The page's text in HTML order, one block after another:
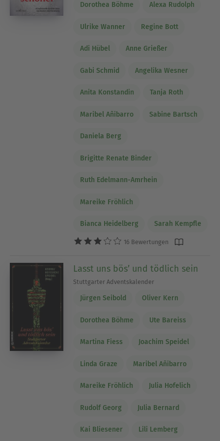
Dorothea Böhme Alexa Rudolph
Ulrike Wanner Regine Bott
Adi Hübel Anne Grießer
Gabi Schmid Angelika Wesner
Anita Konstandin Tanja Roth
Maribel Añibarro Sabine Bartsch
Daniela Berg
Brigitte Renate Binder
Ruth Edelmann-Amrhein
Mareike Fröhlich
Bianca Heidelberg Sarah Kempfle
16 Bewertungen
Lasst uns bös’ und tödlich sein
Stuttgarter Adventskalender
Jürgen Seibold Oliver Kern
Dorothea Böhme Ute Bareiss
Martina Fiess Joachim Speidel
Linda Graze Maribel Añibarro
Mareike Fröhlich Julia Hofelich
Rudolf Georg Julia Bernard
Kai Bliesener Lili Lemberg